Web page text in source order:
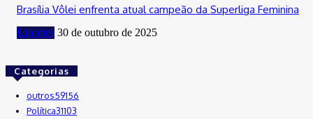
Brasília Vôlei enfrenta atual campeão da Superliga Feminina
Esportes 30 de outubro de 2025
Categorias
outros59156
Política31103